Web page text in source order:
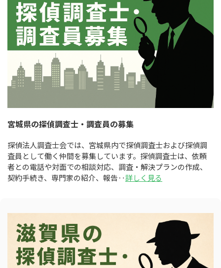
宮城県の探偵調査士・調査員の募集
探偵法人調査士会では、宮城県内で探偵調査士および探偵調
査員として働く仲間を募集しています。探偵調査士は、依頼
者との電話や対面での相談対応、調査・解決プランの作成、
契約手続き、専門家の紹介、報告‥詳しく見る